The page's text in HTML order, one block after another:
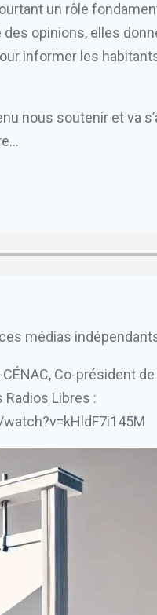
un rôle
opinions, elles
informer les
nous soutenir et va
médias
Co-président
Radios Libres :